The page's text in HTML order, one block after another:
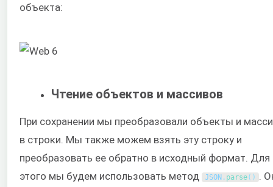
объекта:
Чтение объектов и массивов
При сохранении мы преобразовали объекты и
в строки. Мы также можем взять эту строку и
преобразовать ее обратно в исходный формат. Для
этого мы будем использовать метод
JSON . parse( ) .